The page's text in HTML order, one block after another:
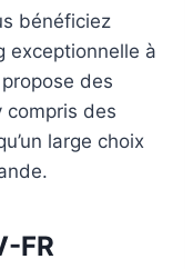
bénéficiez
exceptionnelle à
des
compris des
large choix
FR